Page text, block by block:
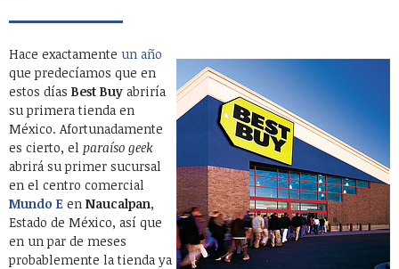
Hace exactamente un año
que predecíamos que en
estos días Best Buy abriría
su primera tienda en
México. Afortunadamente
es cierto, el paraíso geek
abrirá su primer sucursal
en el centro comercial
Mundo E en Naucalpan,
Estado de México, así que
en un par de meses
probablemente la tienda ya